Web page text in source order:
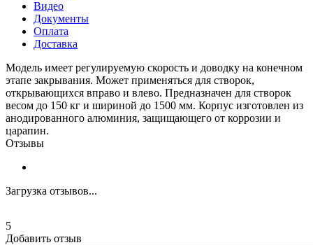
Видео
Документы
Оплата
Доставка
Модель имеет регулируемую скорость и доводку на конечном
этапе закрывания. Может применяться для створок,
открывающихся вправо и влево. Предназначен для створок
весом до 150 кг и шириной до 1500 мм. Корпус изготовлен из
анодированного алюминия, защищающего от коррозии и
царапин.
Отзывы
Загрузка отзывов...
5
Добавить отзыв